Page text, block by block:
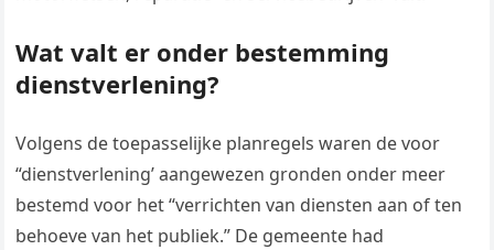
Wat valt er onder bestemming
dienstverlening?
Volgens de toepasselijke planregels waren de voor
“dienstverlening’ aangewezen gronden onder meer
bestemd voor het “verrichten van diensten aan of ten
behoeve van het publiek.” De gemeente had